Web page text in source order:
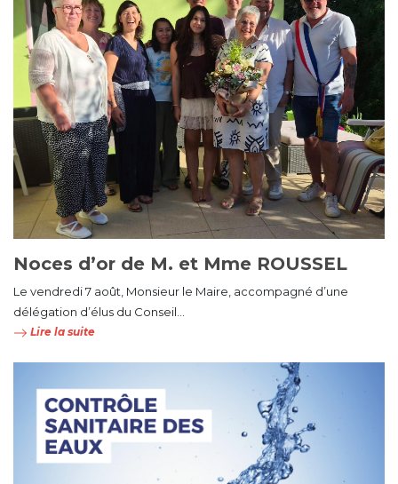
Noces d’or de M. et Mme ROUSSEL
Le vendredi 7 août, Monsieur le Maire, accompagné d’une
délégation d’élus du Conseil...
Lire la suite